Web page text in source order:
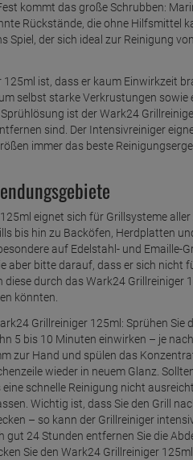
kommt das große Schrubben:
Rückstände, die ohne Hilfsmittel
Spiel, der sich ideal zur Reinigung
ist, dass er kaum Einwirkzeit
selbst starke Verkrustungen
ist der Wark24
sind. Der Intensivreiniger
immer das beste
eignet sich für Grillsysteme
bis hin zu Backöfen, Herdplatten
auf Edelstahl- und
aber bitte darauf, dass er sich nicht
durch das Wark24 Grillreiniger
könnten.
Grillreiniger 125ml: Sprühen Sie
5 bis 10 Minuten einwirken – je
zur Hand und spülen das
wieder in neuem Glanz.
schnelle Reinigung nicht
Wichtig ist, dass Sie den Grill
– so kann der Grillreiniger
24 Stunden entfernen Sie die
Sie den Wark24 Grillreiniger